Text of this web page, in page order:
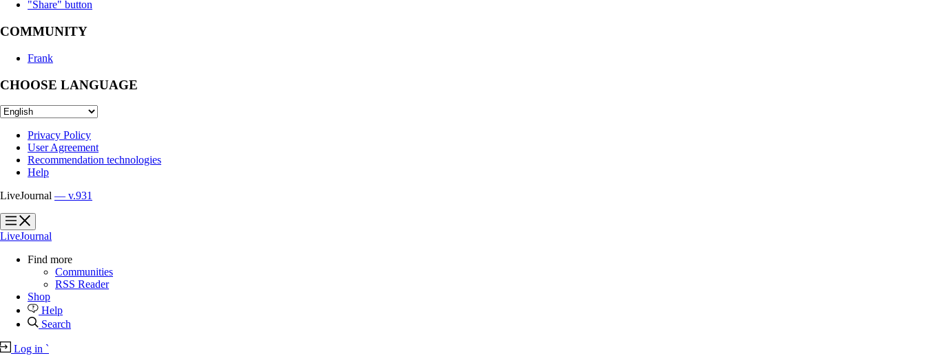
"Share" button
COMMUNITY
Frank
CHOOSE LANGUAGE
Privacy Policy
User Agreement
Recommendation technologies
Help
LiveJournal — v.931
?
?
LiveJournal
Find more
Communities
RSS Reader
Shop
Help
Search
Log in `